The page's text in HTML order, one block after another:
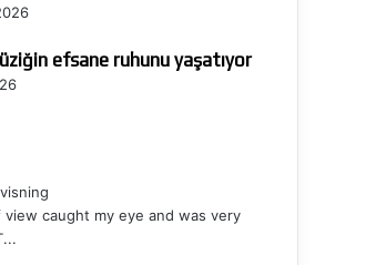
efsane ruhunu yaşatıyor
caught my eye and was very